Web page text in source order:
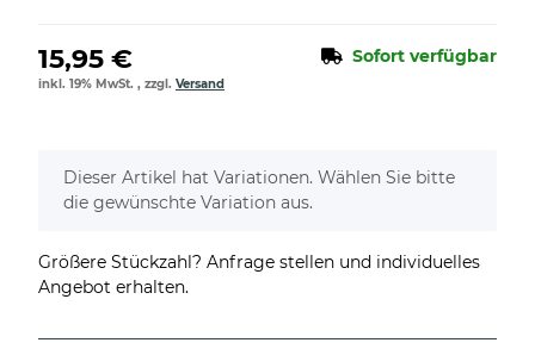
15,95 € Sofort verfügbar
inkl. 19% MwSt. , zzgl. Versand
x
Dieser Artikel hat Variationen. Wählen Sie bitte
die gewünschte Variation aus.
Größere Stückzahl? Anfrage stellen und individuelles
Angebot erhalten.